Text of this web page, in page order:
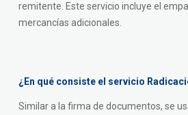
remitente. Este servicio incluye el
mercancías adicionales.
¿En qué consiste el servicio
Similar a la firma de documentos, se